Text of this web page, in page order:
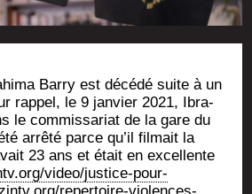
Bar­ry est décé­dé suite à un
rap­pel, le 9 jan­vier 2021, Ibra­
le com­mis­sa­riat de la gare du
arrê­té parce qu’il fil­mait la
23 ans et était en excel­lente
video/justice-pour-